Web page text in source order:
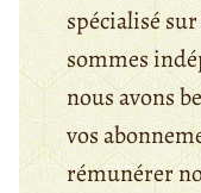
spécialisé
sommes
nous avons
vos
rémunérer